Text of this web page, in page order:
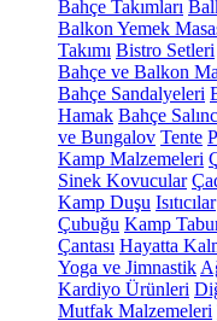
Bahçe Takımları
Balkon Yemek
Takımı Bistro Setleri
Bahçe ve Balkon
Bahçe Sandalyeleri
Hamak Bahçe
ve Bungalov Tente
Kamp Malzemeleri
Sinek Kovucular
Kamp Duşu Isıtıcılar
Çubuğu Kamp
Çantası Hayatta
Yoga ve Jimnastik
Kardiyo Ürünleri
Mutfak Malzemeleri